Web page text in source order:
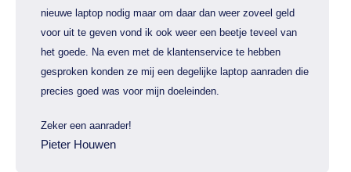
nieuwe laptop nodig maar om daar dan weer zoveel geld
voor uit te geven vond ik ook weer een beetje teveel van
het goede. Na even met de klantenservice te hebben
gesproken konden ze mij een degelijke laptop aanraden die
precies goed was voor mijn doeleinden.
Zeker een aanrader!
Pieter Houwen